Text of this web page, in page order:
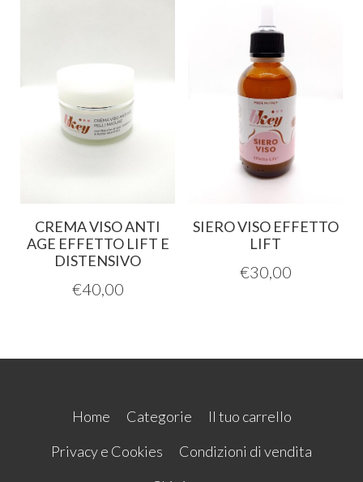
CREMA VISO ANTI
AGE EFFETTO LIFT E
DISTENSIVO
€40,00
SIERO VISO EFFETTO
LIFT
€30,00
Home Categorie
Il tuo carrello
Privacy e Cookies
Condizioni di vendita